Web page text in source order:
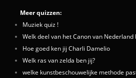
Meer quizzen:
Muziek quiz !
Welk deel van het Canon van Nederland
Hoe goed ken jij Charli Damelio
Welk ras van zelda ben jij?
welke kunstbeschouwelijke methode